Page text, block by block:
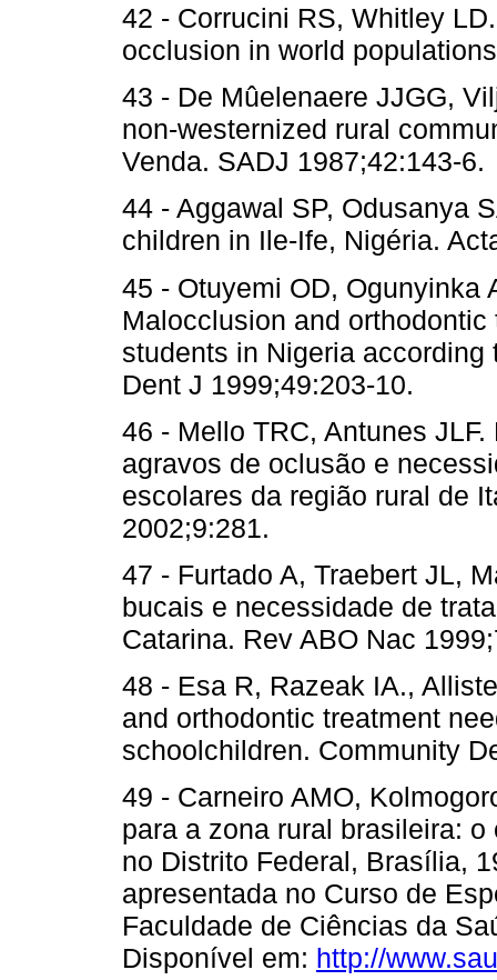
42 - Corrucini RS, Whitley
occlusion in world
43 - De Mûelenaere JJGG,
non-westernized rural
Venda. SADJ 1987;42:143-6.
44 - Aggawal SP, Odusanya
children in Ile-Ife, Nigéria.
45 - Otuyemi OD, Ogunyinka
Malocclusion and
students in Nigeria
Dent J 1999;49:203-10.
46 - Mello TRC, Antunes
agravos de oclusão e
escolares da região rural de
2002;9:281.
47 - Furtado A, Traebert JL,
bucais e necessidade de
Catarina. Rev ABO Nac
48 - Esa R, Razeak IA.,
and orthodontic treatment
schoolchildren. Community
49 - Carneiro AMO,
para a zona rural brasileira:
no Distrito Federal, Brasília,
apresentada no Curso de
Faculdade de Ciências da
Disponível em: http://